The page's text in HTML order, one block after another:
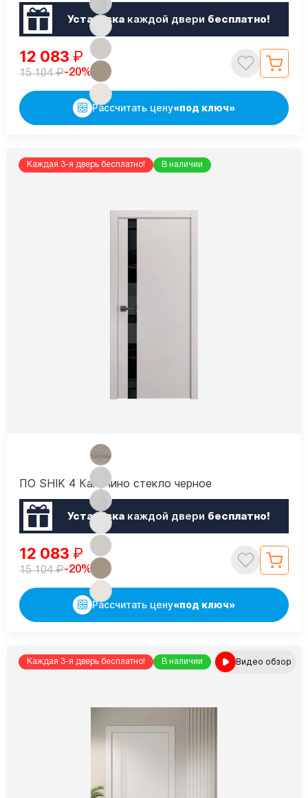
Установкакаждой двери бесплатно!
12 083 ₽
15 104₽-20%
Рассчитать цену«под ключ»
Каждая 3-я дверь бесплатно! В наличии
ПО SHIK 4 Капучино стекло черное
Установкакаждой двери бесплатно!
12 083 ₽
15 104₽-20%
Рассчитать цену«под ключ»
Каждая 3-я дверь бесплатно! В наличии Видео обзор